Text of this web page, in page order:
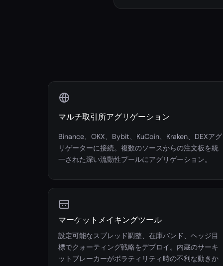
マルチ取引所アグリゲーション
Binance、OKX、Bybit、KuCoin、Kraken、DEXアグ
リゲーターに接続。複数のソースからの注文板を統
一された深い流動性プールにアグリゲーション。
マーケットメイキングツール
設定可能なスプレッド調整、在庫バンド、ヘッジ目
標でクォーティング戦略をデプロイ。内蔵のサーキ
ットブレーカーがボラティリティ時の不利な動きか